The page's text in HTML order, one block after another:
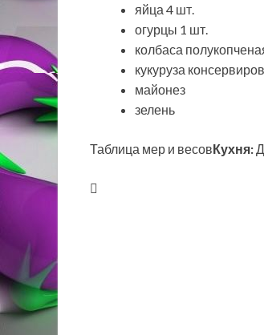
яйца 4 шт.
огурцы 1 шт.
колбаса
кукуруза
майонез
зелень
Таблица мер и весовКухня: